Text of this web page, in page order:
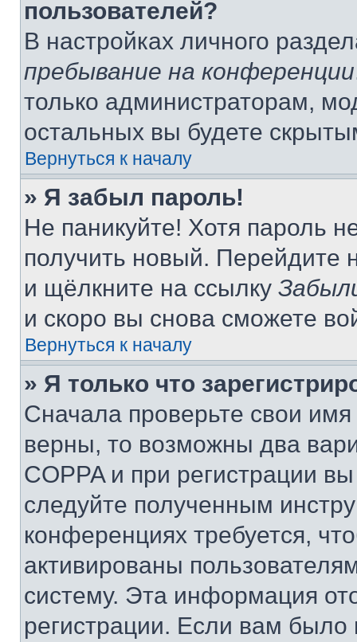
пользователей?
В настройках личного
пребывание на конференции
только администраторам,
остальных вы будете
Вернуться к началу
» Я забыл пароль!
Не паникуйте! Хотя пароль
получить новый. Перейдите
и щёлкните на ссылку
и скоро вы снова сможете
Вернуться к началу
» Я только что
Сначала проверьте свои
верны, то возможны два
COPPA и при регистрации
следуйте полученным
конференциях требуется,
активированы
систему. Эта информация
регистрации. Если вам